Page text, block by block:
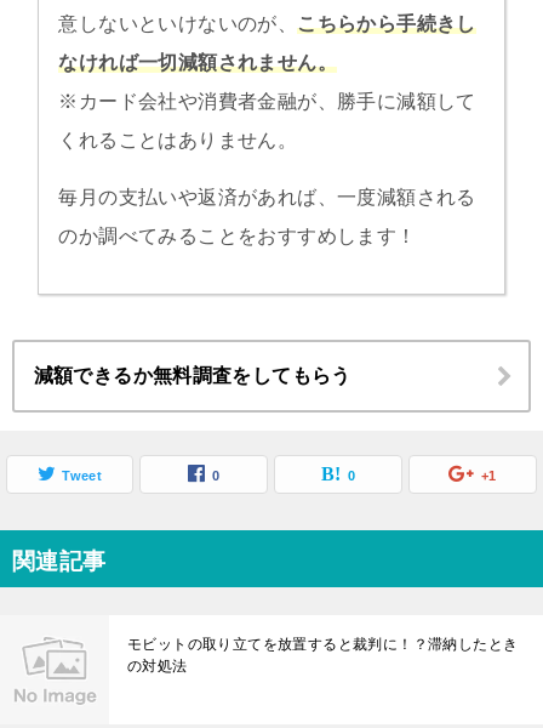
意しないといけないのが、こちらから手続きし
なければ一切減額されません。
※カード会社や消費者金融が、勝手に減額して
くれることはありません。
毎月の支払いや返済があれば、一度減額される
のか調べてみることをおすすめします！
減額できるか無料調査をしてもらう
Tweet 0 0 +1
関連記事
モビットの取り立てを放置すると裁判に！？滞納したとき
の対処法